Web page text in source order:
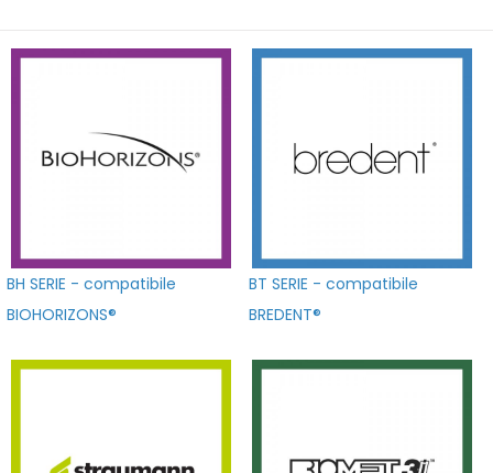
BH SERIE - compatibile
BIOHORIZONS®
BT SERIE - compatibile
BREDENT®